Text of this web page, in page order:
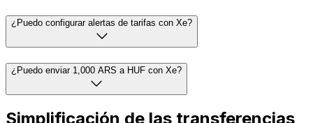
¿Puedo configurar alertas de tarifas con Xe?
¿Puedo enviar 1,000 ARS a HUF con Xe?
Simplificación de las transferencias